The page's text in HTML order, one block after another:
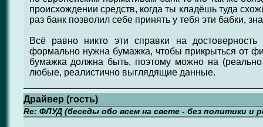
происхождении средств, когда ты кладёшь туда
раз банк позволил себе принять у тебя эти бабки,
Всё равно никто эти справки на
формально нужна бумажка, чтобы прикрыться от
бумажка должна быть, поэтому можно на
любые, реалистично выглядящие данные.
Драйвер (гость)
Re: ФЛУД (беседы обо всем на свете - без политики и